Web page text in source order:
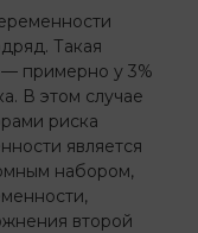
Такая
— примерно у 3%
В этом случае
риска
является
набором,
второй